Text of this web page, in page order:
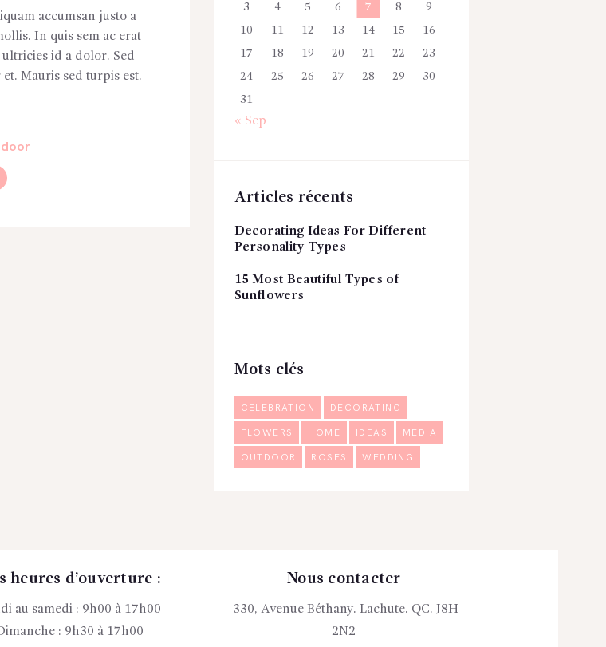
accumsan justo a
In quis sem ac erat
id a dolor. Sed
Mauris sed turpis est.
3 4 5 6 7 8 9
10 11 12 13 14 15 16
17 18 19 20 21 22 23
24 25 26 27 28 29 30
31
« Sep
Articles récents
Decorating Ideas For Different
Personality Types
15 Most Beautiful Types of
Sunflowers
Mots clés
CELEBRATION DECORATING
FLOWERS HOME IDEAS MEDIA
OUTDOOR ROSES WEDDING
heures d’ouverture :
au samedi : 9h00 à 17h00
: 9h30 à 17h00
Nous contacter
330, Avenue Béthany. Lachute. QC. J8H
2N2